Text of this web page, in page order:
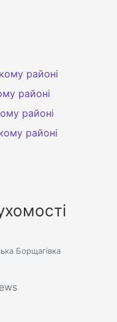
районі
районі
районі
районі
Борщагівка